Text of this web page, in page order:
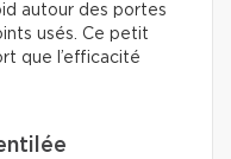
autour des portes
usés. Ce petit
que l’efficacité